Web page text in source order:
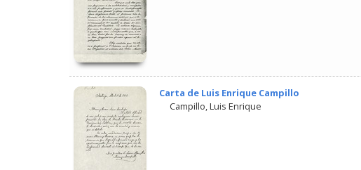
Carta de Luis Enrique Campillo
Campillo, Luis Enrique